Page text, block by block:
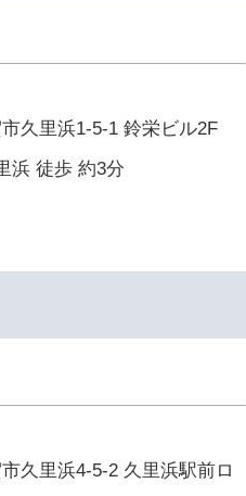
久里浜1-5-1 鈴栄ビル2F
浜 徒歩 約3分
久里浜4-5-2 久里浜駅前ロ